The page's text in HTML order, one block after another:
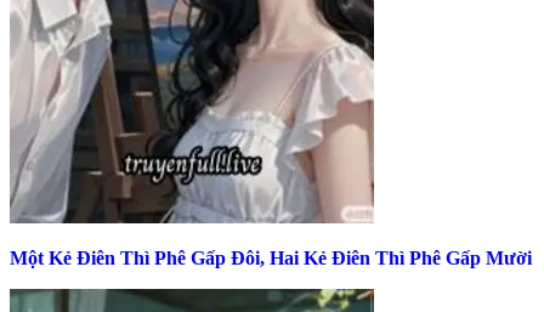
Một Kẻ Điên Thì Phê Gấp Đôi, Hai Kẻ Điên Thì Phê Gấp Mười